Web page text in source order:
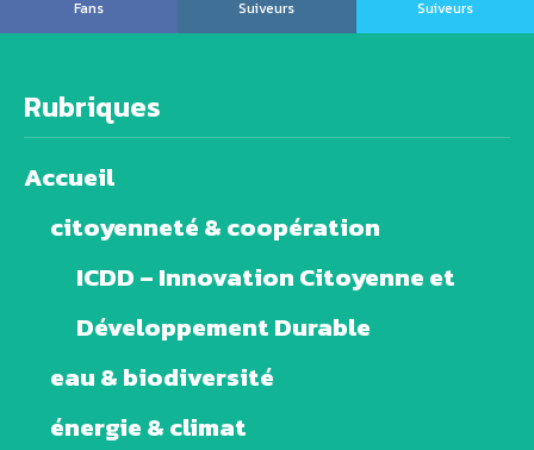
Fans
Suiveurs
Suiveurs
Rubriques
Accueil
citoyenneté & coopération
ICDD – Innovation Citoyenne et
Développement Durable
eau & biodiversité
énergie & climat